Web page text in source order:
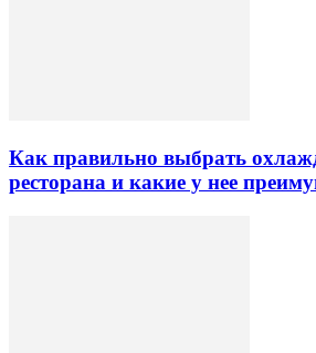
Как правильно выбрать
ресторана и какие у нее